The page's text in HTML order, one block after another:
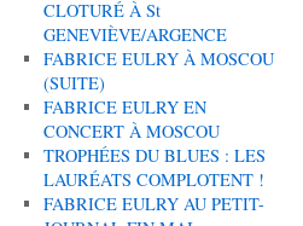
CLOTURÉ À St
GENEVIÈVE/ARGENCE
FABRICE EULRY À MOSCOU
(SUITE)
FABRICE EULRY EN
CONCERT À MOSCOU
TROPHÉES DU BLUES : LES
LAURÉATS COMPLOTENT !
FABRICE EULRY AU PETIT-